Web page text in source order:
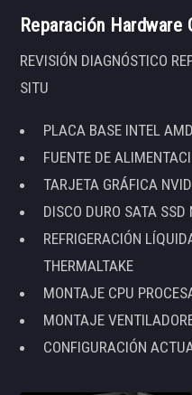
Reparación Hardware
REVISIÓN DIAGNÓSTICO
SITU
PLACA BASE INTEL AMD
FUENTE DE
TARJETA GRÁFICA
DISCO DURO SATA
REFRIGERACIÓN
THERMALTAKE
MONTAJE CPU
MONTAJE
CONFIGURACIÓN